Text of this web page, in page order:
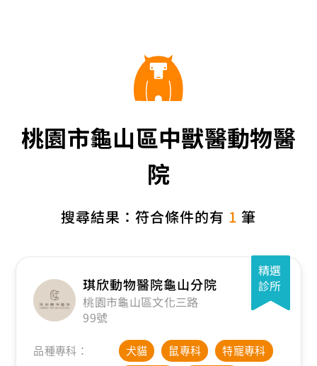
桃園市龜山區中獸醫動物醫
院
搜尋結果：符合條件的有 1 筆
精選
診所
琪欣動物醫院龜山分院
桃園市龜山區文化三路
99號
品種專科： 犬貓 鼠專科
特寵專科